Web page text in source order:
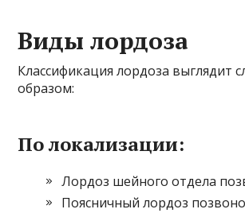
Виды лордоза
Классификация лордоза выглядит
образом:
По локализации:
Лордоз шейного отдела
Поясничный лордоз